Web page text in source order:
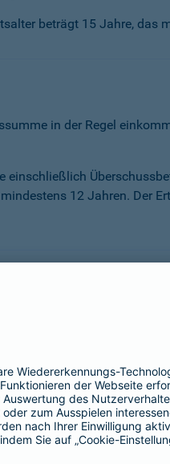
beträgt 15 Jahre, das
in der Regel
12 Jahren. Der
Beitragsfreistellung. Sie
– unabhängig
erwirtschaftet.